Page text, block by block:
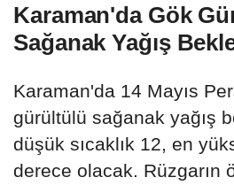
Karaman'da Gök
Sağanak Yağış
Karaman'da 14 Mayıs
gürültülü sağanak yağış
düşük sıcaklık 12, en
derece olacak. Rüzgarın